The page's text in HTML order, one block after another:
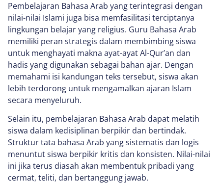
Pembelajaran Bahasa Arab yang terintegrasi dengan
nilai-nilai Islami juga bisa memfasilitasi terciptanya
lingkungan belajar yang religius. Guru Bahasa Arab
memiliki peran strategis dalam membimbing siswa
untuk menghayati makna ayat-ayat Al-Qur’an dan
hadis yang digunakan sebagai bahan ajar. Dengan
memahami isi kandungan teks tersebut, siswa akan
lebih terdorong untuk mengamalkan ajaran Islam
secara menyeluruh.
Selain itu, pembelajaran Bahasa Arab dapat melatih
siswa dalam kedisiplinan berpikir dan bertindak.
Struktur tata bahasa Arab yang sistematis dan logis
menuntut siswa berpikir kritis dan konsisten. Nilai-nilai
ini jika terus diasah akan membentuk pribadi yang
cermat, teliti, dan bertanggung jawab.